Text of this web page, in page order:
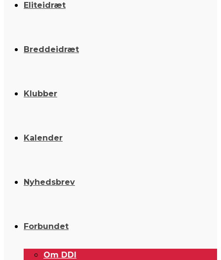
Eliteidræt
Breddeidræt
Klubber
Kalender
Nyhedsbrev
Forbundet
Om DDI